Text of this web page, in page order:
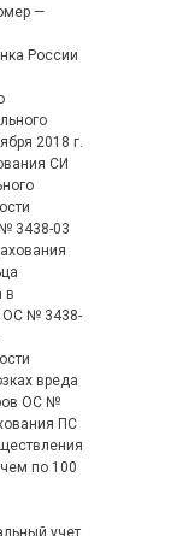
—
России
2018 г.
СИ
3438-03
в
ОС № 3438-
вреда
ОС №
ПС
по 100
учет